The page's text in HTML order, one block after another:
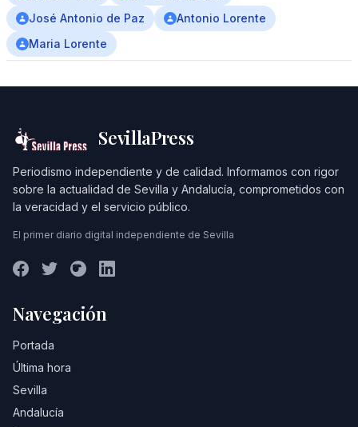
José Antonio de Paz
Antonio Lorente
Maria Lorente
SevillaPress
Periodismo independiente y de calidad. Informamos con rigor
sobre la actualidad de Sevilla y Andalucía, comprometidos con
la veracidad y el servicio público.
El primer diario digital independiente de Sevilla
Navegación
Portada
Última hora
Sevilla
Andalucía